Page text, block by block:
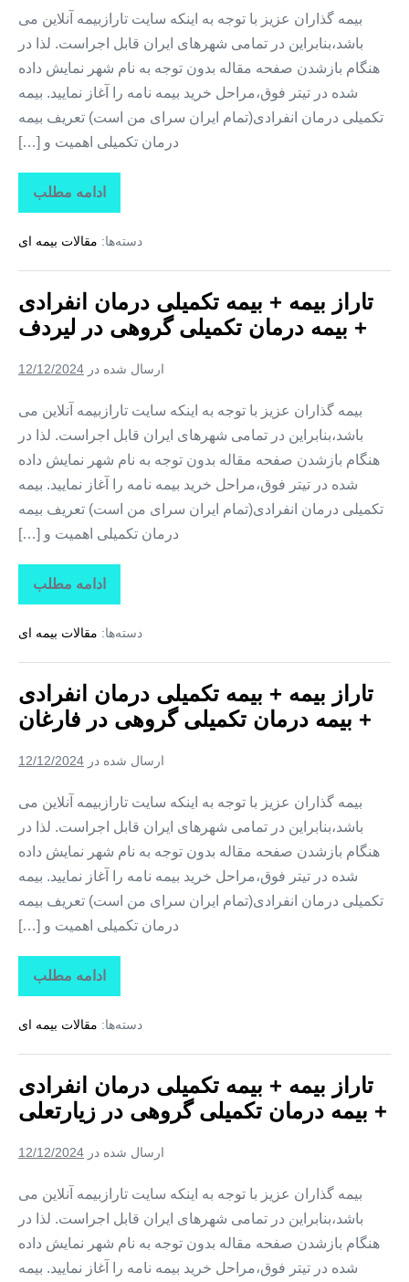
بیمه گذاران عزیز با توجه به اینکه سایت تارازبیمه آنلاین می
باشد،بنابراین در تمامی شهرهای ایران قابل اجراست. لذا در
هنگام بازشدن صفحه مقاله بدون توجه به نام شهر نمایش داده
شده در تیتر فوق،مراحل خرید بیمه نامه را آغاز نمایید. بیمه
تکمیلی درمان انفرادی(تمام ایران سرای من است) تعریف بیمه
درمان تکمیلی اهمیت و […]
ادامه مطلب
تاراز
بیمه
بیمه
درمان
+
بیمه
درمان
تکمیلی
در
دسته‌ها: مقالات بیمه ای
تاراز بیمه + بیمه تکمیلی درمان انفرادی
+ بیمه درمان تکمیلی گروهی در لیردف
ارسال شده در 12/12/2024
بیمه گذاران عزیز با توجه به اینکه سایت تارازبیمه آنلاین می
باشد،بنابراین در تمامی شهرهای ایران قابل اجراست. لذا در
هنگام بازشدن صفحه مقاله بدون توجه به نام شهر نمایش داده
شده در تیتر فوق،مراحل خرید بیمه نامه را آغاز نمایید. بیمه
تکمیلی درمان انفرادی(تمام ایران سرای من است) تعریف بیمه
درمان تکمیلی اهمیت و […]
ادامه مطلب
تاراز
بیمه
بیمه
درمان
+
بیمه
درمان
تکمیلی
در
دسته‌ها: مقالات بیمه ای
تاراز بیمه + بیمه تکمیلی درمان انفرادی
+ بیمه درمان تکمیلی گروهی در فارغان
ارسال شده در 12/12/2024
بیمه گذاران عزیز با توجه به اینکه سایت تارازبیمه آنلاین می
باشد،بنابراین در تمامی شهرهای ایران قابل اجراست. لذا در
هنگام بازشدن صفحه مقاله بدون توجه به نام شهر نمایش داده
شده در تیتر فوق،مراحل خرید بیمه نامه را آغاز نمایید. بیمه
تکمیلی درمان انفرادی(تمام ایران سرای من است) تعریف بیمه
درمان تکمیلی اهمیت و […]
ادامه مطلب
تاراز
بیمه
بیمه
درمان
+
بیمه
درمان
تکمیلی
در
دسته‌ها: مقالات بیمه ای
تاراز بیمه + بیمه تکمیلی درمان انفرادی
+ بیمه درمان تکمیلی گروهی در زیارتعلی
ارسال شده در 12/12/2024
بیمه گذاران عزیز با توجه به اینکه سایت تارازبیمه آنلاین می
باشد،بنابراین در تمامی شهرهای ایران قابل اجراست. لذا در
هنگام بازشدن صفحه مقاله بدون توجه به نام شهر نمایش داده
شده در تیتر فوق،مراحل خرید بیمه نامه را آغاز نمایید. بیمه